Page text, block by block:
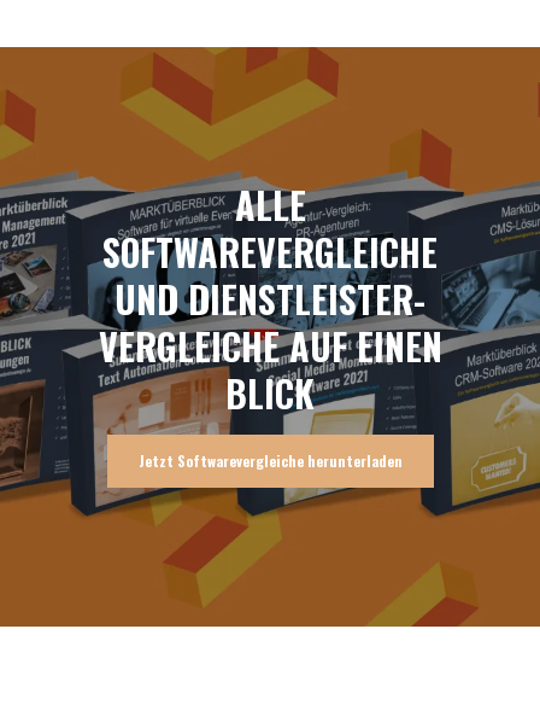
ALLE
SOFTWAREVERGLEICHE
UND DIENSTLEISTER-
VERGLEICHE AUF EINEN
BLICK
Jetzt Softwarevergleiche herunterladen